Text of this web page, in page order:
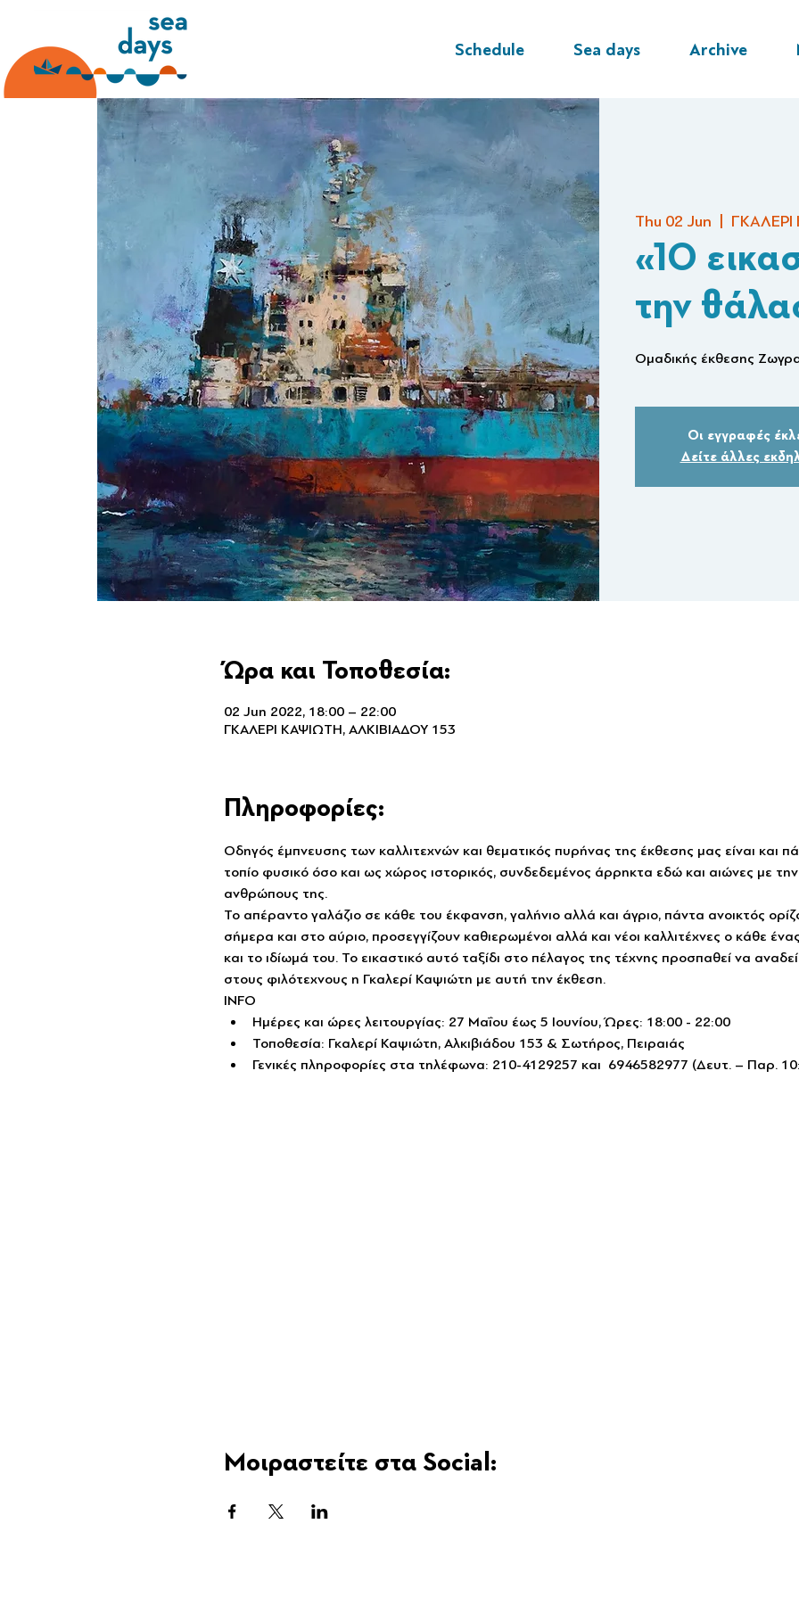
Schedule Sea days Archive
Thu 02 Jun
«10
την
Ομαδικής έκθεσης
Οι εγγραφές
Δείτε άλλες
Ώρα και Τοποθεσία:
02 Jun 2022, 18:00 – 22:00
ΓΚΑΛΕΡΙ ΚΑΨΙΩΤΗ, ΑΛΚΙΒΙΑΔΟΥ 153
Πληροφορίες:
Οδηγός έμπνευσης των καλλιτεχνών και θεματικός πυρήνας της έκθεσης μας είναι και
τοπίο φυσικό όσο και ως χώρος ιστορικός, συνδεδεμένος άρρηκτα εδώ και αιώνες με
ανθρώπους της.
Το απέραντο γαλάζιο σε κάθε του έκφανση, γαλήνιο αλλά και άγριο, πάντα ανοικτός
σήμερα και στο αύριο, προσεγγίζουν καθιερωμένοι αλλά και νέοι καλλιτέχνες ο κάθε
και το ιδίωμά του. Το εικαστικό αυτό ταξίδι στο πέλαγος της τέχνης προσπαθεί να
στους φιλότεχνους η Γκαλερί Καψιώτη με αυτή την έκθεση.
ΙΝFO
Ημέρες και ώρες λειτουργίας: 27 Μαΐου έως 5 Ιουνίου, Ώρες: 18:00 - 22:00
Τοποθεσία: Γκαλερί Καψιώτη, Αλκιβιάδου 153 & Σωτήρος, Πειραιάς
Γενικές πληροφορίες στα τηλέφωνα: 210-4129257 και  6946582977 (Δευτ. – Παρ.
Μοιραστείτε στα Social: